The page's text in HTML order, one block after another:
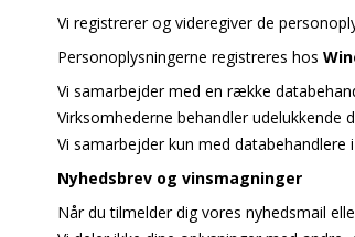
Vi registrerer og videregiver de
Personoplysningerne registreres hos
Vi samarbejder med en række
Virksomhederne behandler
Vi samarbejder kun med
Nyhedsbrev og vinsmagninger
Når du tilmelder dig vores nyhedsmail